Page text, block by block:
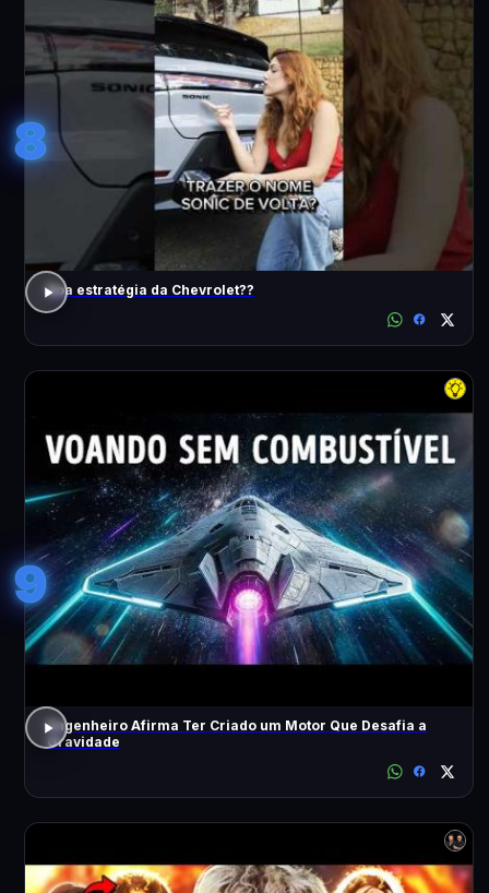
8
Boa estratégia da Chevrolet??
9
Engenheiro Afirma Ter Criado um Motor Que Desafia a
Gravidade